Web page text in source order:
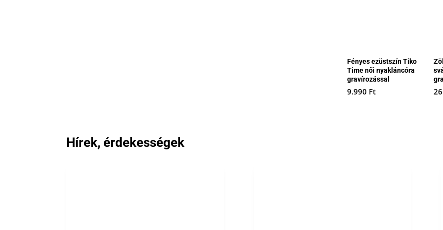
Fényes ezüstszín Tiko
Time női nyakláncóra
gravírozással
9.990 Ft
Hírek, érdekességek